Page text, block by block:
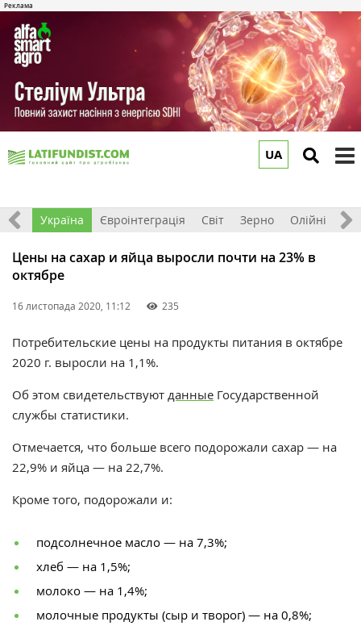
UA
Все Україна Євроінтеграція Світ Зерно Олійні
Цены на сахар и яйца выросли почти на 23% в
октябре
16 листопада 2020, 11:12 235
Потребительские цены на продукты питания в октябре
2020 г. выросли на 1,1%.
Об этом свидетельствуют данные Государственной
службы статистики.
Отмечается, что больше всего подорожали сахар — на
22,9% и яйца — на 22,7%.
Кроме того, подорожали и:
подсолнечное масло — на 7,3%;
хлеб — на 1,5%;
молоко — на 1,4%;
молочные продукты (сыр и творог) — на 0,8%;